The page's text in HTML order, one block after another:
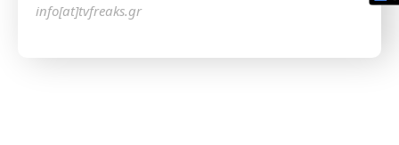
info[at]tvfreaks.gr